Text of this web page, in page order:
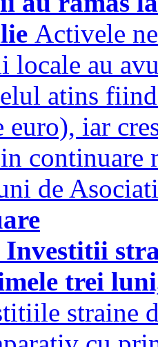
Activele
locale au
atins
euro), iar
de
Investitii
trei
straine